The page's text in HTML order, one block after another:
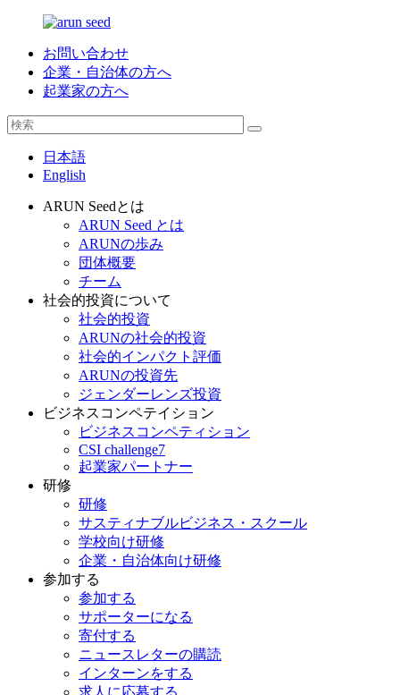
お問い合わせ
企業・自治体の方へ
起業家の方へ
日本語
English
ARUN Seedとは
ARUN Seed とは
ARUNの歩み
団体概要
チーム
社会的投資について
社会的投資
ARUNの社会的投資
社会的インパクト評価
ARUNの投資先
ジェンダーレンズ投資
ビジネスコンペテイション
ビジネスコンペティション
CSI challenge7
起業家パートナー
研修
研修
サスティナブルビジネス・スクール
学校向け研修
企業・自治体向け研修
参加する
参加する
サポーターになる
寄付する
ニュースレターの購読
インターンをする
求人に応募する